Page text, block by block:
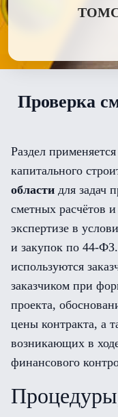
Проверка
Раздел
капитального
области для задач
сметных расчётов
экспертизе в
и закупок по 44-
используются
заказчиком при
проекта,
цены контракта, а
возникающих в
финансового